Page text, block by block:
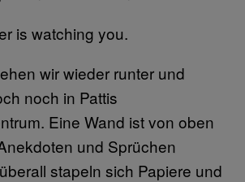
is watching you.
wir wieder runter und
noch in Pattis
Eine Wand ist von oben
und Sprüchen
stapeln sich Papiere und